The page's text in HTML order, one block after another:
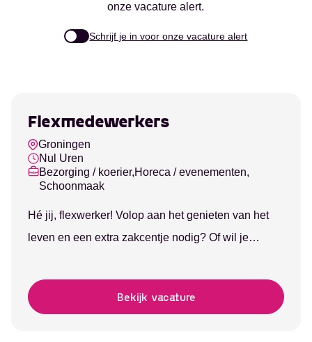
onze vacature alert.
Schrijf je in voor onze vacature alert
Flexmedewerkers
Groningen
Nul Uren
Bezorging / koerier,Horeca / evenementen,
Schoonmaak
Hé jij, flexwerker! Volop aan het genieten van het
leven en een extra zakcentje nodig? Of wil je
ontwikkelen? Ga aan de slag als flexwerker bij Pro
Students. Bepaal zelf waar en wanneer jij werkt!
Bekijk vacature